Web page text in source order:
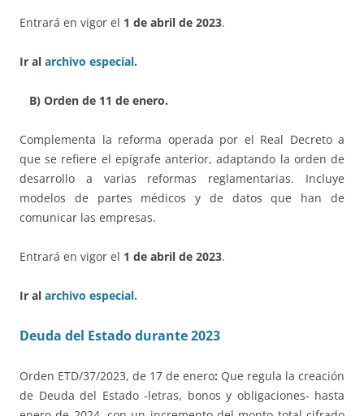
Entrará en vigor el 1 de abril de 2023.
Ir al archivo especial.
B) Orden de 11 de enero.
Complementa la reforma operada por el Real Decreto a
que se refiere el epígrafe anterior, adaptando la orden de
desarrollo a varias reformas reglamentarias. Incluye
modelos de partes médicos y de datos que han de
comunicar las empresas.
Entrará en vigor el 1 de abril de 2023.
Ir al archivo especial.
Deuda del Estado durante 2023
Orden ETD/37/2023, de 17 de enero: Que regula la creación
de Deuda del Estado -letras, bonos y obligaciones- hasta